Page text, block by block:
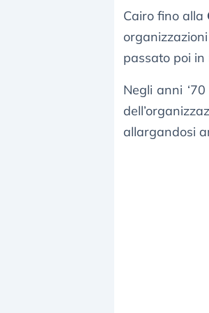
Cairo fino alla
passato poi in
Negli anni
allargandosi